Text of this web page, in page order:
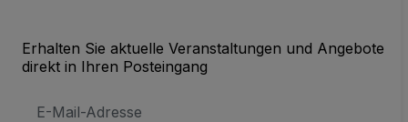
Erhalten Sie aktuelle Veranstaltungen und Angebote
direkt in Ihren Posteingang
Mail-